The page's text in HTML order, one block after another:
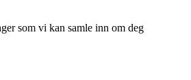
som vi kan samle inn om deg